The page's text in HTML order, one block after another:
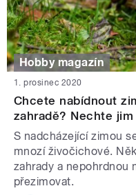
Hobby magazín
1. prosinec 2020
Chcete nabídnout
zahradě? Nechte
S nadcházející zimou
mnozí živočichové.
zahrady a nepohrdnou
přezimovat.